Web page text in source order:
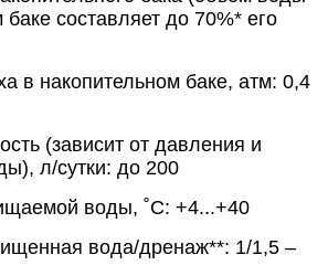
баке составляет до 70%* его
в накопительном баке, атм: 0,4
(зависит от давления и
л/сутки: до 200
воды, ˚С: +4...+40
вода/дренаж**: 1/1,5 –